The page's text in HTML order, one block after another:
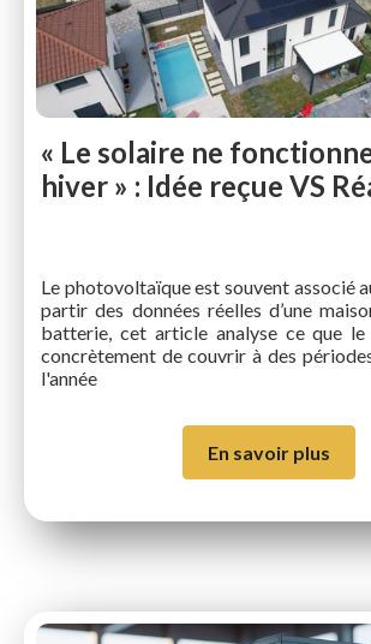
« Le solaire ne
hiver » : Idée reçue VS
Le photovoltaïque est souvent associé
partir des données réelles d’une
batterie, cet article analyse ce que
concrètement de couvrir à des
l'année
En savoir plus